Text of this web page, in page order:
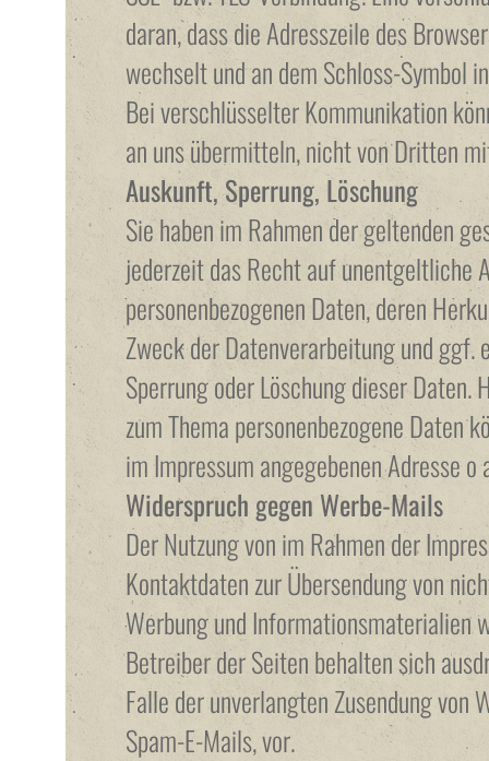
daran, dass die Adresszeile des
wechselt und an dem Schloss-Symbol
Bei verschlüsselter Kommunikation
an uns übermitteln, nicht von Dritten
Auskunft, Sperrung, Löschung
Sie haben im Rahmen der geltenden
jederzeit das Recht auf unentgeltliche
personenbezogenen Daten, deren
Zweck der Datenverarbeitung und
Sperrung oder Löschung dieser Daten.
zum Thema personenbezogene Daten
im Impressum angegebenen Adresse o
Widerspruch gegen Werbe-Mails
Der Nutzung von im Rahmen der
Kontaktdaten zur Übersendung von
Werbung und Informationsmaterialien
Betreiber der Seiten behalten sich
Falle der unverlangten Zusendung von
Spam-E-Mails, vor.